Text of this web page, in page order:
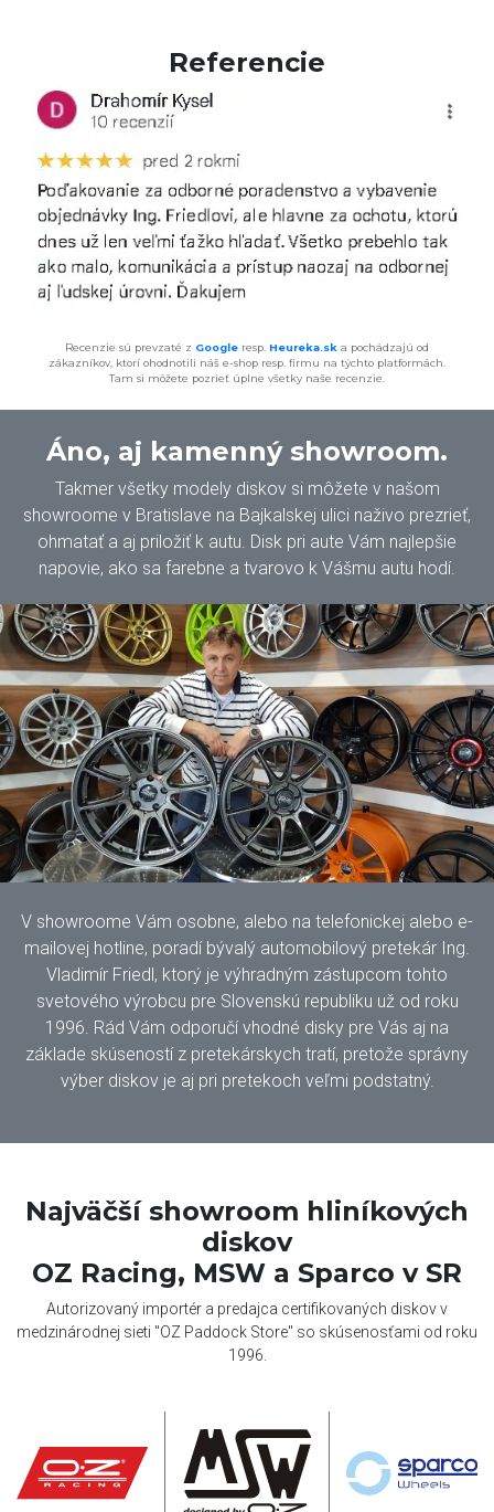
Referencie
Recenzie sú prevzaté z Google resp. Heureka.sk a pochádzajú od
zákazníkov, ktorí ohodnotili náš e-shop resp. firmu na týchto platformách.
Tam si môžete pozrieť úplne všetky naše recenzie.
Áno, aj kamenný showroom.
Takmer všetky modely diskov si môžete v našom
showroome v Bratislave na Bajkalskej ulici naživo prezrieť,
ohmatať a aj priložiť k autu. Disk pri aute Vám najlepšie
napovie, ako sa farebne a tvarovo k Vášmu autu hodí.
V showroome Vám osobne, alebo na telefonickej alebo e-
mailovej hotline, poradí bývalý automobilový pretekár Ing.
Vladimír Friedl, ktorý je výhradným zástupcom tohto
svetového výrobcu pre Slovenskú republiku už od roku
1996. Rád Vám odporučí vhodné disky pre Vás aj na
základe skúseností z pretekárskych tratí, pretože správny
výber diskov je aj pri pretekoch veľmi podstatný.
Najväčší showroom hliníkových
diskov
OZ Racing, MSW a Sparco v SR
Autorizovaný importér a predajca certifikovaných diskov v
medzinárodnej sieti "OZ Paddock Store" so skúsenosťami od roku
1996.